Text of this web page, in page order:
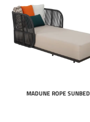
MADUNE ROPE SUNBED